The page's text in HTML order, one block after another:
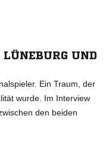
UND
Ein Traum, der
wurde. Im Interview
den beiden